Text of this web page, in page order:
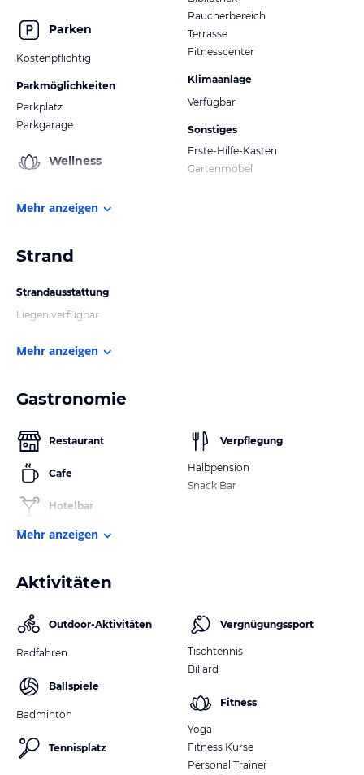
Parken
Kostenpflichtig
Parkmöglichkeiten
Parkplatz
Parkgarage
Wellness
Raucherbereich
Terrasse
Fitnesscenter
Klimaanlage
Verfügbar
Sonstiges
Erste-Hilfe-Kasten
Gartenmöbel
Mehr anzeigen
Strand
Strandausstattung
Liegen verfügbar
Mehr anzeigen
Gastronomie
Restaurant
Cafe
Hotelbar
Verpflegung
Halbpension
Snack Bar
Mehr anzeigen
Aktivitäten
Outdoor-Aktivitäten
Radfahren
Ballspiele
Badminton
Tennisplatz
Vergnügungssport
Tischtennis
Billard
Fitness
Yoga
Fitness Kurse
Personal Trainer